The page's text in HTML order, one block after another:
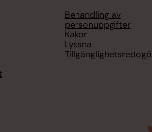
Behandling av
personuppgifter
Kakor
Lyssna